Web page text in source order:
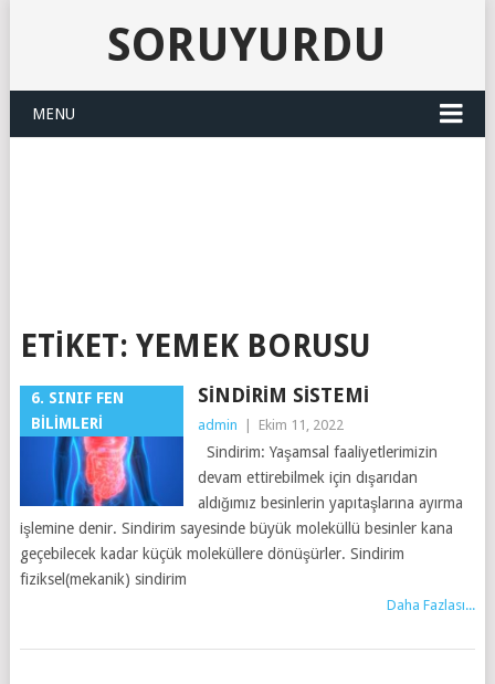
SORUYURDU
MENU
ETIKET: YEMEK BORUSU
6. SINIF FEN
BILIMLERI
SINDIRIM SISTEMI
admin Ekim 11, 2022
Sindirim: Yaşamsal faaliyetlerimizin
devam ettirebilmek için dışarıdan
aldığımız besinlerin yapıtaşlarına ayırma
işlemine denir. Sindirim sayesinde büyük moleküllü besinler kana
geçebilecek kadar küçük moleküllere dönüşürler. Sindirim
fiziksel(mekanik) sindirim
Daha Fazlası...